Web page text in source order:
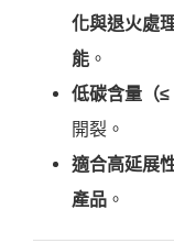
化與退火處
能 。
低碳含量（≤
開裂。
適合高延展
產品 。